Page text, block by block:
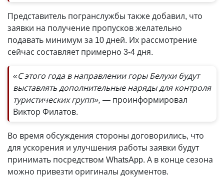
Представитель погранслужбы также добавил, что
заявки на получение пропусков желательно
подавать минимум за 10 дней. Их рассмотрение
сейчас составляет примерно 3-4 дня.
«С этого года в направлении горы Белухи будут
выставлять дополнительные наряды для контроля
туристических групп», — проинформировал
Виктор Филатов.
Во время обсуждения стороны договорились, что
для ускорения и улучшения работы заявки будут
принимать посредством WhatsApp. А в конце сезона
можно привезти оригиналы документов.